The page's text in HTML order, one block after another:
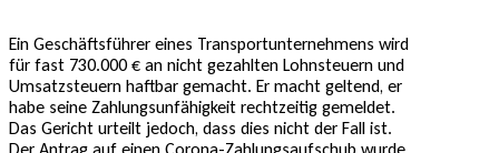
Ein Geschäftsführer eines Transportunternehmens wird
für fast 730.000 € an nicht gezahlten Lohnsteuern und
Umsatzsteuern haftbar gemacht. Er macht geltend, er
habe seine Zahlungsunfähigkeit rechtzeitig gemeldet.
Das Gericht urteilt jedoch, dass dies nicht der Fall ist.